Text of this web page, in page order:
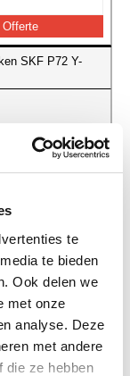
te
te bieden
Ook delen we
met onze
analyse. Deze
met andere
die ze hebben
SKF P72 Y-